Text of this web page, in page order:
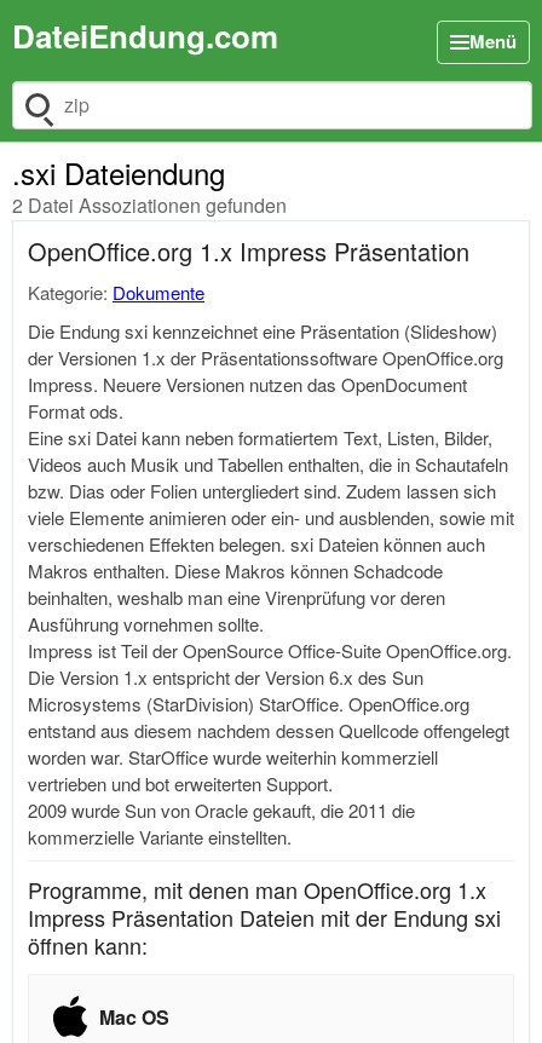
DateiEndung.com Menü
Dateiendung suchen
.sxi Dateiendung
2 Datei Assoziationen gefunden
OpenOffice.org 1.x Impress Präsentation
Kategorie: Dokumente
Die Endung sxi kennzeichnet eine Präsentation (Slideshow)
der Versionen 1.x der PräsentationssoftwareOpenOffice.org
Impress. Neuere Versionen nutzen das OpenDocument
Format ods.
Eine sxi Datei kann neben formatiertem Text, Listen, Bilder,
Videos auch Musik und Tabellen enthalten, die in Schautafeln
bzw. Dias oder Folien untergliedert sind. Zudem lassen sich
viele Elemente animieren oder ein- und ausblenden, sowie mit
verschiedenen Effekten belegen. sxi Dateien können auch
Makros enthalten. Diese Makros können Schadcode
beinhalten, weshalb man eine Virenprüfung vor deren
Ausführung vornehmen sollte.
Impress ist Teil der OpenSource Office-SuiteOpenOffice.org.
Die Version 1.x entspricht der Version 6.x des Sun
Microsystems (StarDivision) StarOffice. OpenOffice.org
entstand aus diesem nachdem dessen Quellcode offengelegt
worden war. StarOffice wurde weiterhin kommerziell
vertrieben und bot erweiterten Support.
2009 wurde Sun von Oracle gekauft, die 2011 die
kommerzielle Variante einstellten.
Programme, mit denen man OpenOffice.org 1.x
Impress Präsentation Dateien mit der Endung sxi
öffnen kann:
Mac OS